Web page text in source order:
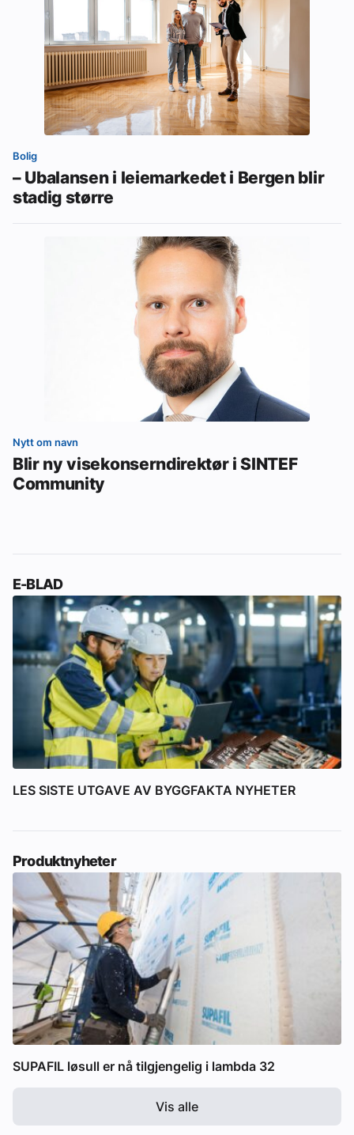
Bolig
– Ubalansen i leiemarkedet i Bergen blir
stadig større
Nytt om navn
Blir ny visekonserndirektør i SINTEF
Community
E-BLAD
LES SISTE UTGAVE AV BYGGFAKTA NYHETER
Produktnyheter
SUPAFIL løsull er nå tilgjengelig i lambda 32
Vis alle